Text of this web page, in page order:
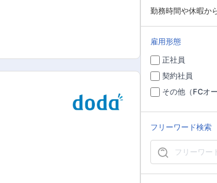
自宅からの距離を考慮
休みの工期で進められてお
勤務時間や休暇か
雇用形態
正社員
契約社員
その他（FCオ
フリーワード検索